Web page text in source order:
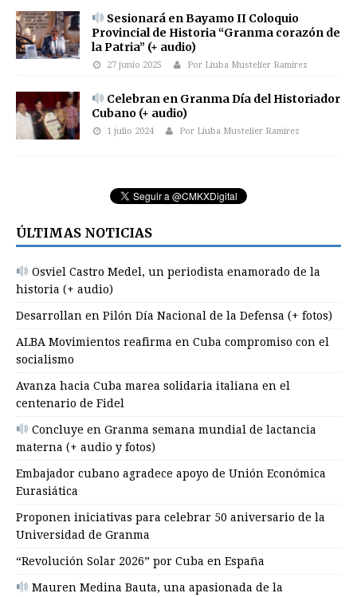
Sesionará en Bayamo II Coloquio
Provincial de Historia “Granma corazón de
la Patria” (+ audio)
27 junio 2025 Por Liuba Mustelier Ramirez
Celebran en Granma Día del Historiador
Cubano (+ audio)
1 julio 2024 Por Liuba Mustelier Ramirez
ÚLTIMAS NOTICIAS
Osviel Castro Medel, un periodista enamorado de la
historia (+ audio)
Desarrollan en Pilón Día Nacional de la Defensa (+ fotos)
ALBA Movimientos reafirma en Cuba compromiso con el
socialismo
Avanza hacia Cuba marea solidaria italiana en el
centenario de Fidel
Concluye en Granma semana mundial de lactancia
materna (+ audio y fotos)
Embajador cubano agradece apoyo de Unión Económica
Eurasiática
Proponen iniciativas para celebrar 50 aniversario de la
Universidad de Granma
“Revolución Solar 2026” por Cuba en España
Mauren Medina Bauta, una apasionada de la